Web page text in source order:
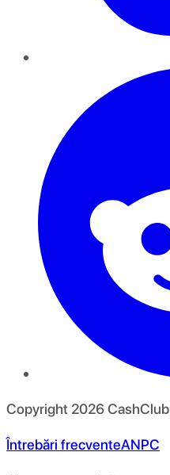
Copyright 2026CashClub
Întrebări frecventeANPC